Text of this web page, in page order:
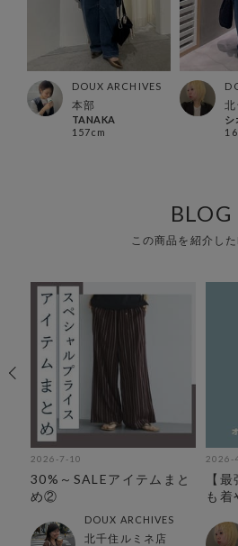
DOUX ARCHIVES
本部
TANAKA
157cm
シ
BLOG
この商品を紹介し
2026-7-10
30%～SALEアイテムまと
め②
DOUX ARCHIVES
北千住ルミネ店
2026-
【
も着
た